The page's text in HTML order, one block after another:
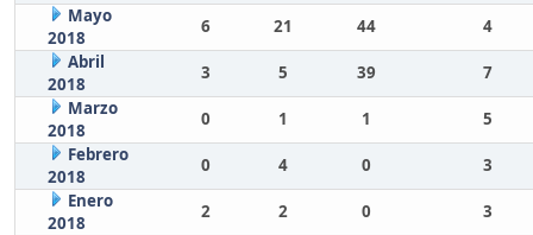
Mayo
2018
6 21 44
4
Abril
2018
3 5 39
7
Marzo
2018
0 1 1
5
Febrero
2018
0 4 0
3
Enero
2018
2 2 0
3